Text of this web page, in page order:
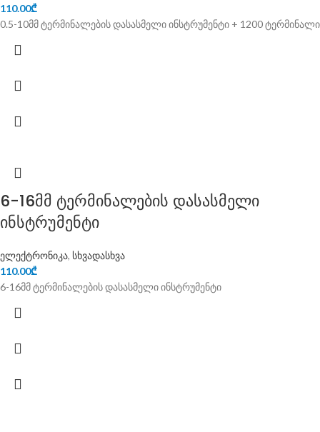
110.00₾
0.5-10მმ ტერმინალების დასასმელი ინსტრუმენტი + 1200 ტერმინალი
6-16მმ ტერმინალების დასასმელი
ინსტრუმენტი
ელექტრონიკა, სხვადასხვა
110.00₾
6-16მმ ტერმინალების დასასმელი ინსტრუმენტი